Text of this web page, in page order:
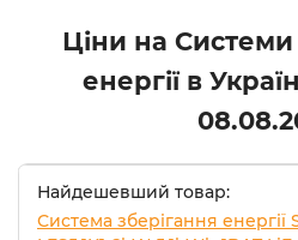
Ціни на
енергії в
Найдешевший товар:
Система зберігання енергії